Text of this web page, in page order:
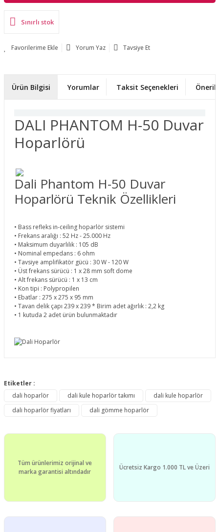
Sınırlı stok
Yorum Yaz Tavsiye Et
Ürün Bilgisi Yorumlar Taksit Seçenekleri
DALI PHANTOM H-50 Duvar
Hoparlörü
Dali Phantom H-50 Duvar
Hoparlörü Teknik Özellikleri
• Bass refleks in-ceiling hoparlör sistemi
• Frekans aralığı : 52 Hz - 25.000 Hz
• Maksimum duyarlılık : 105 dB
• Nominal empedans : 6 ohm
• Tavsiye amplifikatör gücü : 30 W - 120 W
• Üst frekans sürücü : 1 x 28 mm soft dome
• Alt frekans sürücü : 1 x 13 cm
• Kon tipi : Polypropilen
• Ebatlar : 275 x 275 x 95 mm
• Tavan delik çapı 239 x 239 * Birim adet ağırlık : 2,2 kg
• 1 kutuda 2 adet ürün bulunmaktadır
Yorum Yaz
konularda yetersiz gördüğünüz noktaları öneri formunu
Görüş ve önerileriniz için teşekkür ederiz.
Ürün açıklamasında eksik bilgiler bulunuyor.
Ürün fiyatı diğer sitelerden daha pahalı.
Etiketler :
dali hoparlör
dali kule hoparlör takımı
dali kule hoparlör
dali hoparlör fiyatları
dali gömme hoparlör
Tüm ürünlerimiz orijinal ve
marka garantisi altındadır
Ücretsiz Kargo 1.000 TL ve Üzeri